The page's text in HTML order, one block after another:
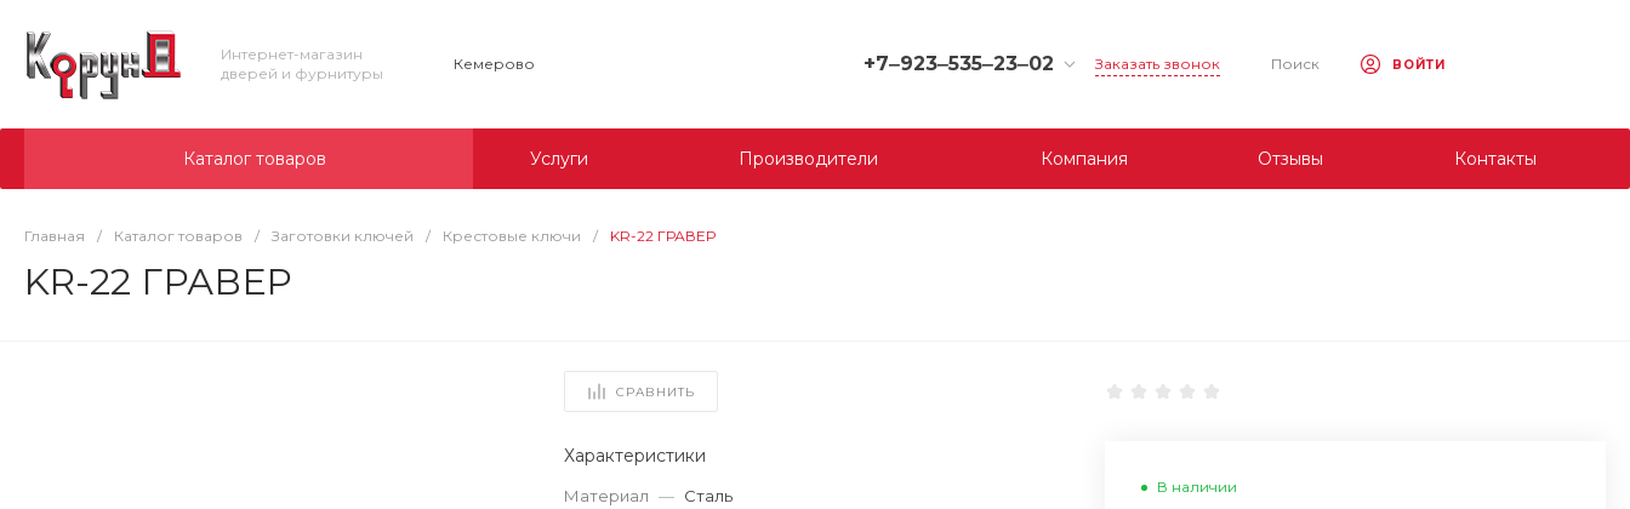
Интернет-магазин
дверей и фурнитуры
Кемерово +7‒923‒535‒23‒02
Двужильного, 9, 170
отдел
Заказать звонок Поиск ВОЙТИ
Каталог товаров Услуги Производители Компания Отзывы Контакты
Главная / Каталог товаров / Заготовки ключей / Крестовые ключи / KR-22 ГРАВЕР
KR-22 ГРАВЕР
СРАВНИТЬ
Характеристики
Материал — Сталь
В наличии